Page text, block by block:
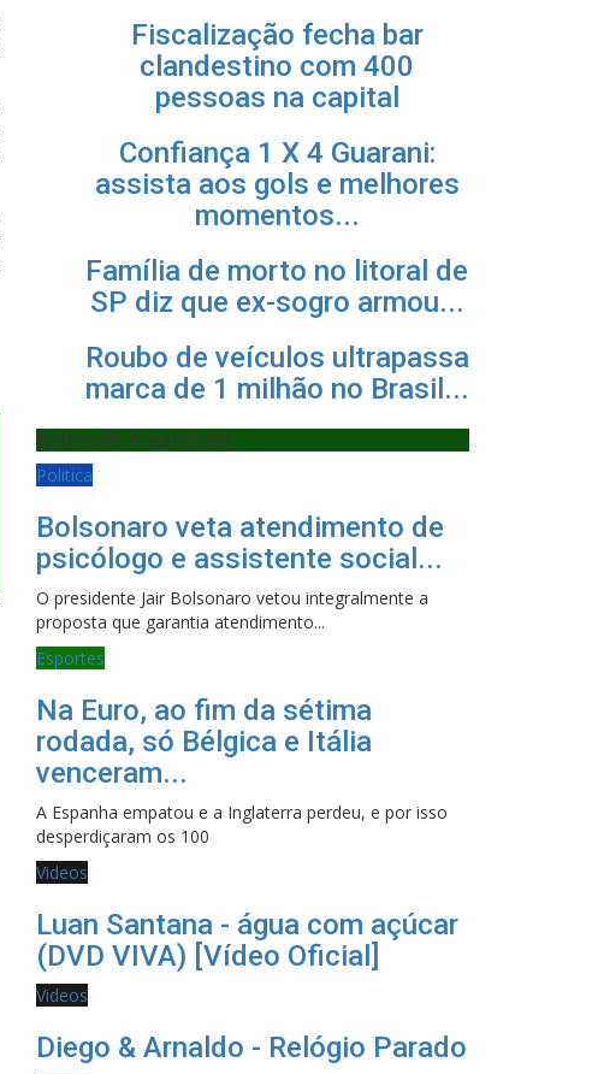
Fiscalização fecha bar
clandestino com 400
pessoas na capital
Confiança 1 X 4 Guarani:
assista aos gols e melhores
momentos...
Família de morto no litoral de
SP diz que ex-sogro armou...
Roubo de veículos ultrapassa
marca de 1 milhão no Brasil...
Noticias Aleatórias
Politica
Bolsonaro veta atendimento de
psicólogo e assistente social...
O presidente Jair Bolsonaro vetou integralmente a
proposta que garantia atendimento...
Esportes
Na Euro, ao fim da sétima
rodada, só Bélgica e Itália
venceram...
A Espanha empatou e a Inglaterra perdeu, e por isso
desperdiçaram os 100
Videos
Luan Santana - água com açúcar
(DVD VIVA) [Vídeo Oficial]
Videos
Diego & Arnaldo - Relógio Parado